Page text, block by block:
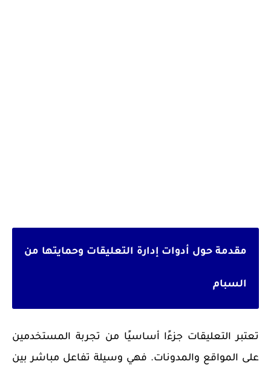
مقدمة حول أدوات إدارة التعليقات وحمايتها من
السبام
تعتبر التعليقات جزءًا أساسيًا من تجربة المستخدمين
على المواقع والمدونات. فهي وسيلة تفاعل مباشر بين